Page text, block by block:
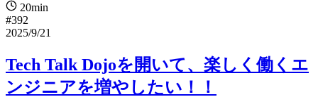
20min
#392
2025/9/21
Tech Talk Dojoを開いて、楽しく働くエ
ンジニアを増やしたい！！